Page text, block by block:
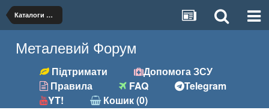
Каталоги обладнання, брошури
Металевий Форум
Підтримати
Допомога ЗСУ
Правила
FAQ
Telegram
YT!
Кошик (0)